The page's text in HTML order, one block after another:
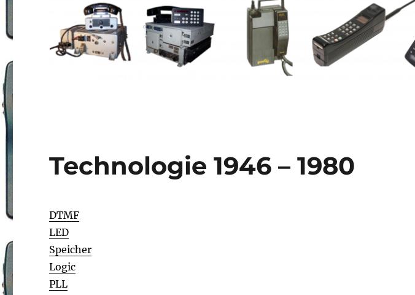
Technologie 1946 – 1980
DTMF
LED
Speicher
Logic
PLL